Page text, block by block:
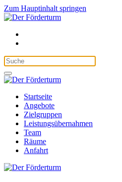
Zum Hauptinhalt springen
Startseite
Angebote
Zielgruppen
Leistungsübernahmen
Team
Räume
Anfahrt